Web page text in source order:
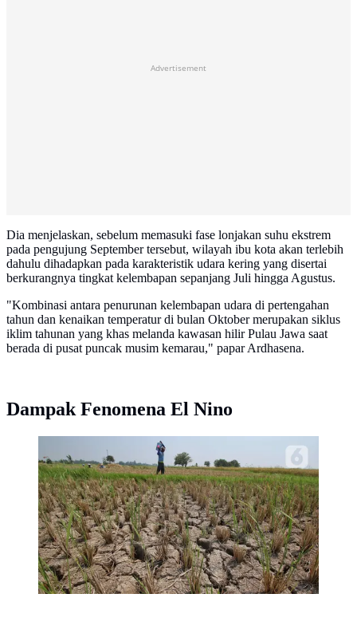
Advertisement
Dia menjelaskan, sebelum memasuki fase lonjakan suhu ekstrem
pada pengujung September tersebut, wilayah ibu kota akan terlebih
dahulu dihadapkan pada karakteristik udara kering yang disertai
berkurangnya tingkat kelembapan sepanjang Juli hingga Agustus.
"Kombinasi antara penurunan kelembapan udara di pertengahan
tahun dan kenaikan temperatur di bulan Oktober merupakan siklus
iklim tahunan yang khas melanda kawasan hilir Pulau Jawa saat
berada di pusat puncak musim kemarau," papar Ardhasena.
Dampak Fenomena El Nino
Kesiapsiagaan dan kewaspadaan atas kemungkinan
terjadinya bencana yang ditimbulkan dari dampak
fenomena El Nino juga ditingkatkan.
(Liputan6.com/Angga Yuniar)